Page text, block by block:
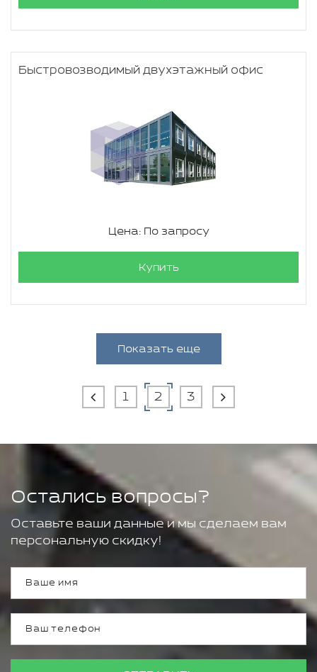
Быстровозводимый двухэтажный офис
Цена: По запросу
Купить
Показать еще
1 2 3
Остались вопросы?
Оставьте ваши данные и мы сделаем вам
персональную скидку!